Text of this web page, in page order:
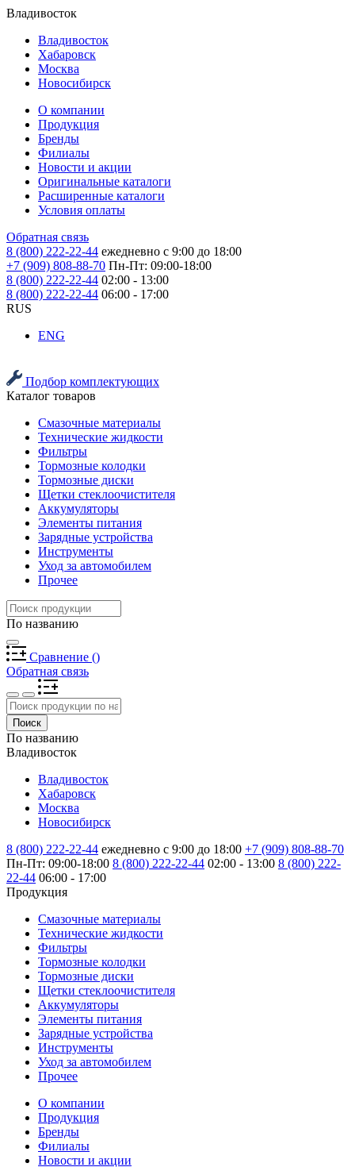
Владивосток
Владивосток
Хабаровск
Москва
Новосибирск
О компании
Продукция
Бренды
Филиалы
Новости и акции
Оригинальные каталоги
Расширенные каталоги
Условия оплаты
Обратная связь
8 (800) 222-22-44 ежедневно с 9:00 до 18:00
+7 (909) 808-88-70 Пн-Пт: 09:00-18:00
8 (800) 222-22-44 02:00 - 13:00
8 (800) 222-22-44 06:00 - 17:00
RUS
ENG
Подбор комплектующих
Каталог товаров
Смазочные материалы
Технические жидкости
Фильтры
Тормозные колодки
Тормозные диски
Щетки стеклоочистителя
Аккумуляторы
Элементы питания
Зарядные устройства
Инструменты
Уход за автомобилем
Прочее
По названию
Сравнение ()
Обратная связь
Поиск
По названию
Владивосток
Владивосток
Хабаровск
Москва
Новосибирск
8 (800) 222-22-44 ежедневно с 9:00 до 18:00 +7 (909) 808-88-70
Пн-Пт: 09:00-18:00 8 (800) 222-22-44 02:00 - 13:00 8 (800) 222-
22-44 06:00 - 17:00
Продукция
Смазочные материалы
Технические жидкости
Фильтры
Тормозные колодки
Тормозные диски
Щетки стеклоочистителя
Аккумуляторы
Элементы питания
Зарядные устройства
Инструменты
Уход за автомобилем
Прочее
О компании
Продукция
Бренды
Филиалы
Новости и акции